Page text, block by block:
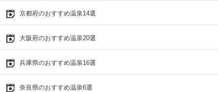
京都府のおすすめ温泉14選
大阪府のおすすめ温泉20選
兵庫県のおすすめ温泉16選
奈良県のおすすめ温泉6選